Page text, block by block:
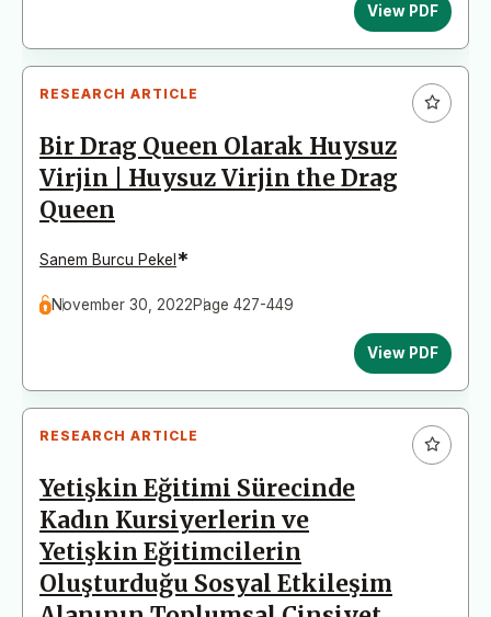
View PDF
RESEARCH ARTICLE
Bir Drag Queen Olarak Huysuz
Virjin | Huysuz Virjin the Drag
Queen
Sanem Burcu Pekel *
November 30, 2022Page 427-449
View PDF
RESEARCH ARTICLE
Yetişkin Eğitimi Sürecinde
Kadın Kursiyerlerin ve
Yetişkin Eğitimcilerin
Oluşturduğu Sosyal Etkileşim